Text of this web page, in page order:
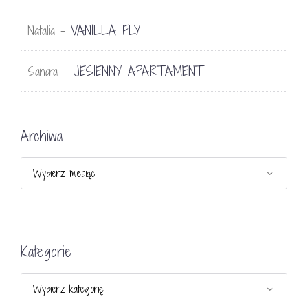
Natalia - VANILLA FLY
Sandra - JESIENNY APARTAMENT
Archiwa
Kategorie